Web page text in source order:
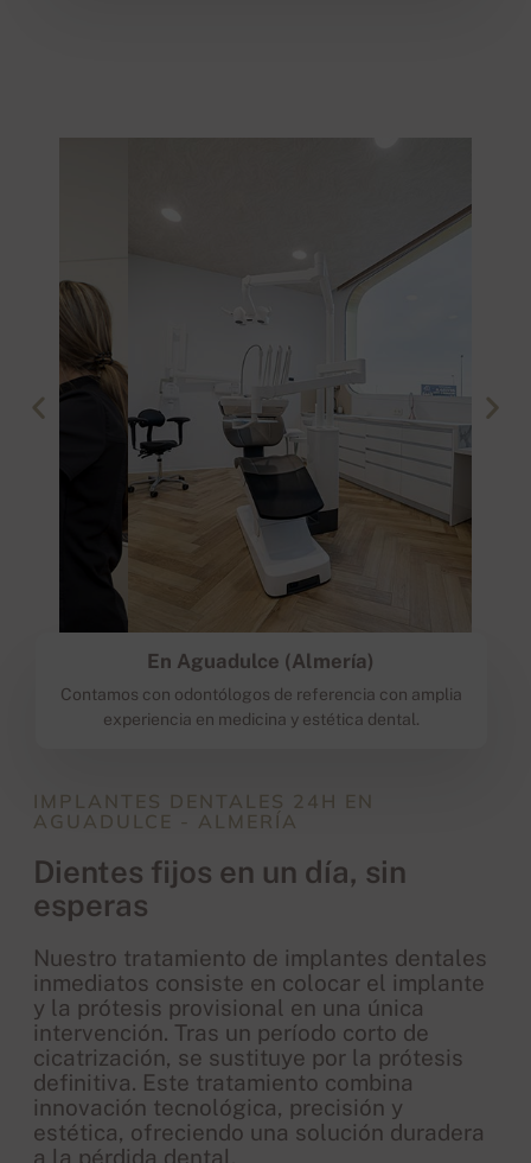
En Aguadulce (Almería)
Contamos con odontólogos de referencia con amplia
experiencia en medicina y estética dental.
IMPLANTES DENTALES 24H EN
AGUADULCE - ALMERÍA
Dientes fijos en un día, sin
esperas
Nuestro tratamiento de implantes dentales
inmediatos consiste en colocar el implante
y la prótesis provisional en una única
intervención. Tras un período corto de
cicatrización, se sustituye por la prótesis
definitiva. Este tratamiento combina
innovación tecnológica, precisión y
estética, ofreciendo una solución duradera
a la pérdida dental.